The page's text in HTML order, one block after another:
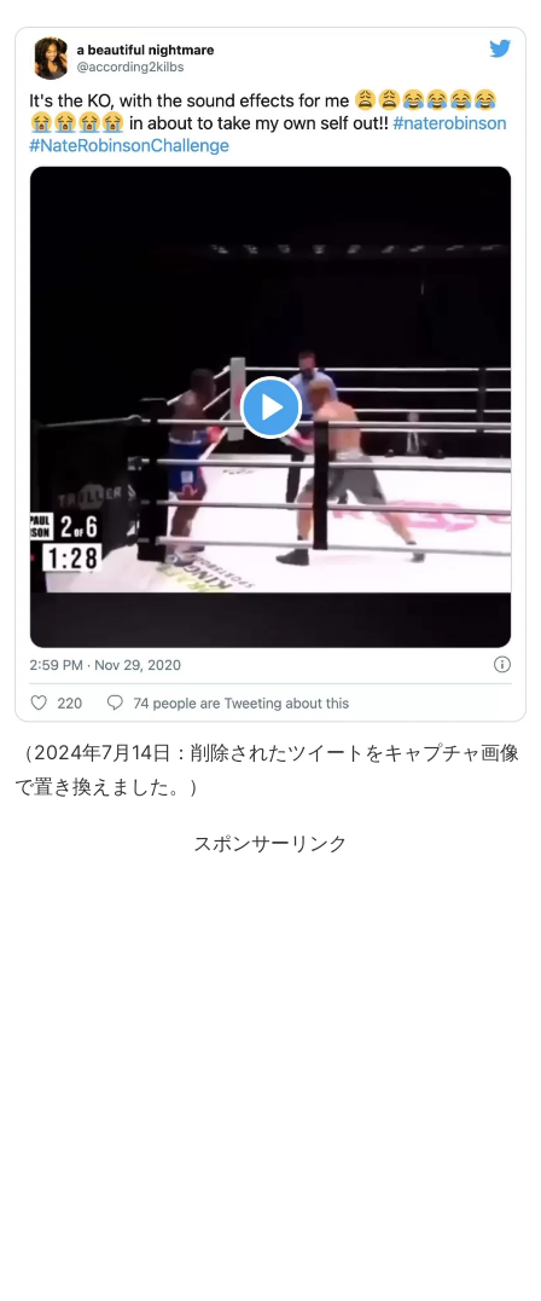
（2024年7月14日：削除されたツイートをキャプチャ画像
で置き換えました。）
スポンサーリンク